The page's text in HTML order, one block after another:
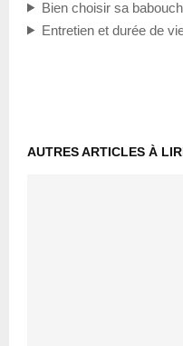
Bien choisir sa
Entretien et durée de
AUTRES ARTICLES À